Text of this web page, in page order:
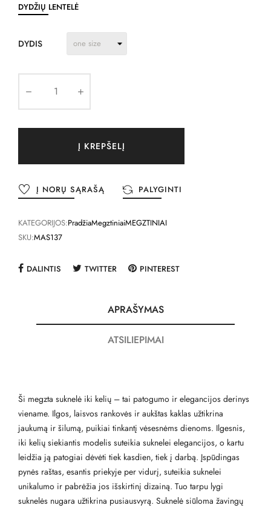
DYDŽIŲ LENTELĖ
DYDIS
Į KREPŠELĮ
Į NORŲ SĄRAŠĄ PALYGINTI
KATEGORIJOS:PradžiaMegztiniaiMEGZTINIAI
SKU:MAS137
DALINTIS TWITTER PINTEREST
APRAŠYMAS
ATSILIEPIMAI
Ši megzta suknelė iki kelių – tai patogumo ir elegancijos derinys
viename. Ilgos, laisvos rankovės ir aukštas kaklas užtikrina
jaukumą ir šilumą, puikiai tinkantį vėsesnėms dienoms. Ilgesnis,
iki kelių siekiantis modelis suteikia suknelei elegancijos, o kartu
leidžia ją patogiai dėvėti tiek kasdien, tiek į darbą. Įspūdingas
pynės raštas, esantis priekyje per vidurį, suteikia suknelei
unikalumo ir pabrėžia jos išskirtinį dizainą. Tuo tarpu lygi
suknelės nugara užtikrina pusiausvyrą. Suknelė siūloma žavingų